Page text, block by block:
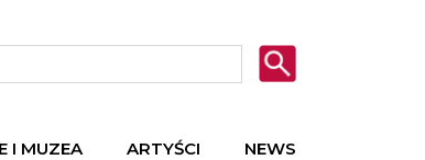
I MUZEA ARTYŚCI NEWS